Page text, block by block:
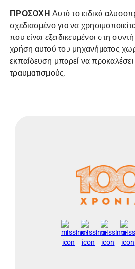
ΠΡΟΣΟΧΗ Αυτό το ειδικό
σχεδιασμένο για να
που είναι εξειδικευμένοι στη
χρήση αυτού του μηχανήματος
εκπαίδευση μπορεί να
τραυματισμούς.